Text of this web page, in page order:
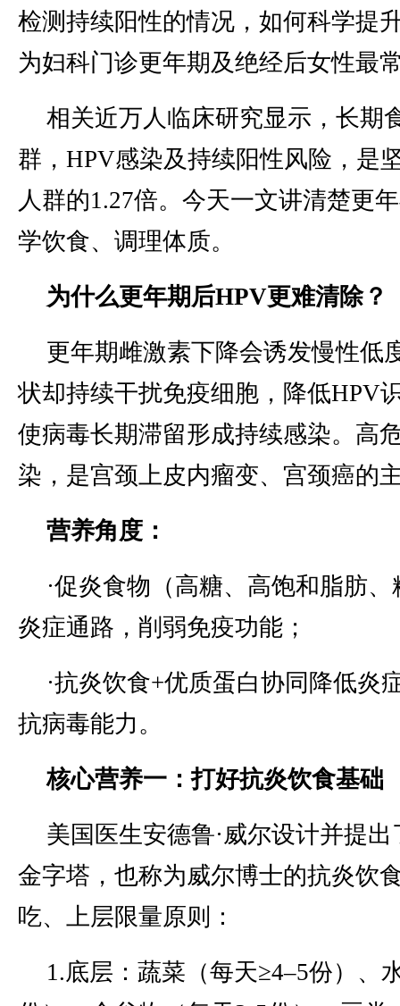
检测持续阳性的情况，如何科学提
为妇科门诊更年期及绝经后女性最
相关近万人临床研究显示，长期
群，HPV感染及持续阳性风险，是
人群的1.27倍。今天一文讲清楚更
学饮食、调理体质。
为什么更年期后HPV更难清除？
更年期雌激素下降会诱发慢性低
状却持续干扰免疫细胞，降低HPV
使病毒长期滞留形成持续感染。高
染，是宫颈上皮内瘤变、宫颈癌的
营养角度：
·促炎食物（高糖、高饱和脂肪
炎症通路，削弱免疫功能；
·抗炎饮食+优质蛋白协同降低炎
抗病毒能力。
核心营养一：打好抗炎饮食基础
美国医生安德鲁·威尔设计并提
金字塔，也称为威尔博士的抗炎饮
吃、上层限量原则：
1.底层：蔬菜（每天≥4–5份）、